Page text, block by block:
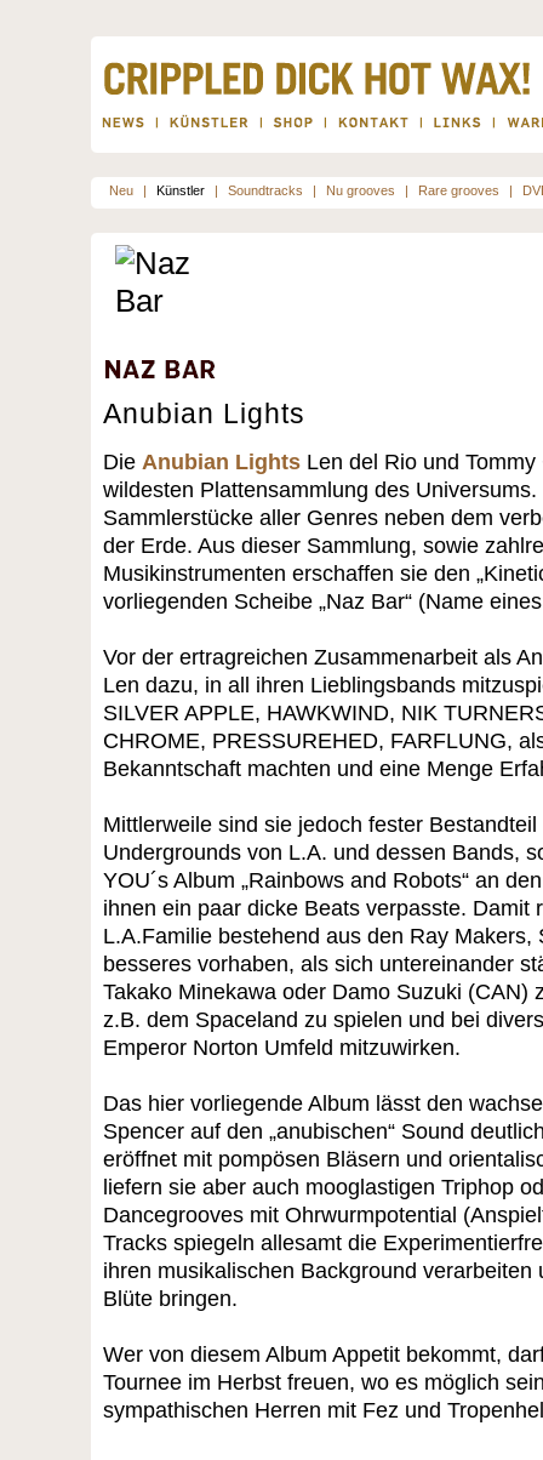
Neu | Künstler | Soundtracks | Nu grooves | Rare grooves |
Anubian Lights
Die Anubian Lights Len del Rio und
wildesten Plattensammlung des
Sammlerstücke aller Genres neben dem
der Erde. Aus dieser Sammlung, sowie
Musikinstrumenten erschaffen sie den
vorliegenden Scheibe „Naz Bar“ (Name
Vor der ertragreichen Zusammenarbeit als
Len dazu, in all ihren Lieblingsbands
SILVER APPLE, HAWKWIND, NIK
CHROME, PRESSUREHED, FARFLUNG,
Bekanntschaft machten und eine Menge
Mittlerweile sind sie jedoch fester
Undergrounds von L.A. und dessen Bands,
YOU´s Album „Rainbows and Robots“ an
ihnen ein paar dicke Beats verpasste. Damit
L.A.Familie bestehend aus den Ray
besseres vorhaben, als sich untereinander
Takako Minekawa oder Damo Suzuki (CAN)
z.B. dem Spaceland zu spielen und bei
Emperor Norton Umfeld mitzuwirken.
Das hier vorliegende Album lässt den
Spencer auf den „anubischen“ Sound
eröffnet mit pompösen Bläsern und
liefern sie aber auch mooglastigen Triphop
Dancegrooves mit Ohrwurmpotential
Tracks spiegeln allesamt die
ihren musikalischen Background
Blüte bringen.
Wer von diesem Album Appetit bekommt,
Tournee im Herbst freuen, wo es möglich
sympathischen Herren mit Fez und